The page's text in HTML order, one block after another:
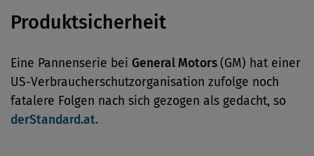
Produktsicherheit
Eine Pannenserie bei General Motors(GM) hat einer
US-Verbraucherschutzorganisation zufolge noch
fatalere Folgen nach sich gezogen als gedacht, so
derStandard.at.